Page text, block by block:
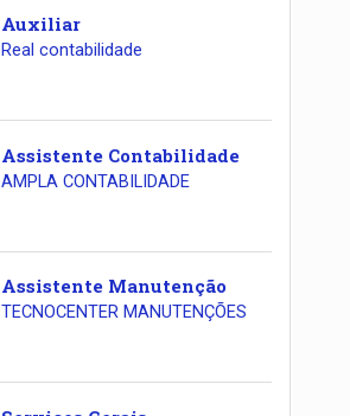
Auxiliar
Real contabilidade
Assistente Contabilidade
AMPLA CONTABILIDADE
Assistente Manutenção
TECNOCENTER MANUTENÇÕES